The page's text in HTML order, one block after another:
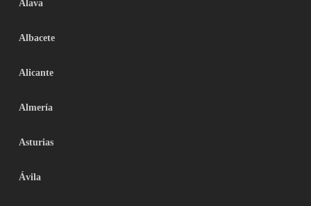
Álava
Albacete
Alicante
Almería
Asturias
Ávila